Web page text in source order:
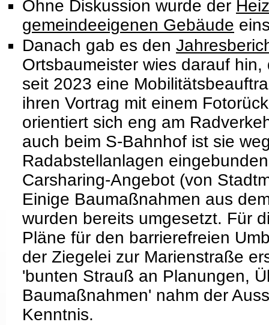
Ohne Diskussion wurde der
gemeindeeigenen Gebäude
Danach gab es den
Ortsbaumeister wies darauf
seit 2023 eine
ihren Vortrag mit einem
orientiert sich eng am
auch beim S-Bahnhof ist sie
Radabstellanlagen
Carsharing-Angebot (von
Einige Baumaßnahmen aus
wurden bereits umgesetzt. Für
Pläne für den barrierefreien
der Ziegelei zur Marienstraße
'bunten Strauß an Planungen,
Baumaßnahmen' nahm der
Kenntnis.